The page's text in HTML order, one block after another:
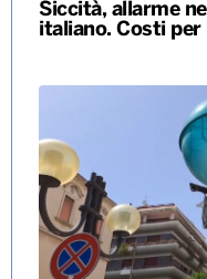
Siccità, allarme
italiano. Costi per